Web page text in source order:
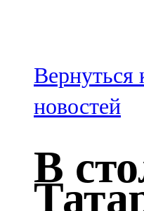
100,3 FM
Зәй
106,6 FM
Кадыбаш
105,2 FM
Вернуться
новостей
В